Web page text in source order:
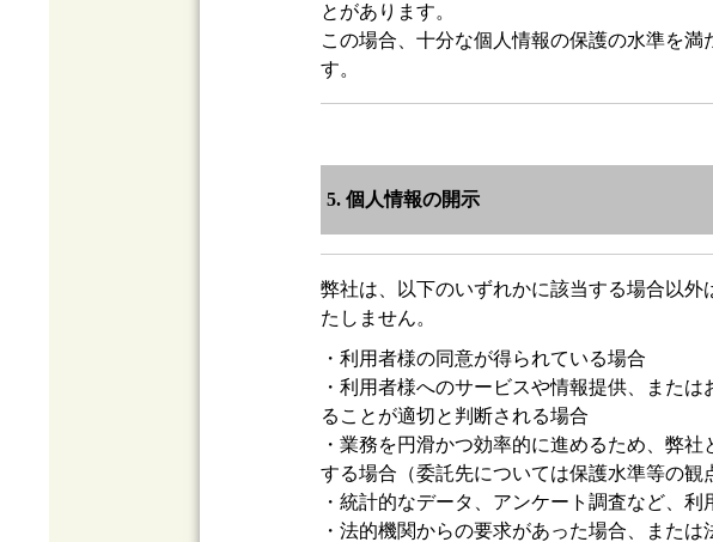
とがあります。
この場合、十分な個人情報の保護の水準を
す。
5. 個人情報の開示
弊社は、以下のいずれかに該当する場合以
たしません。
・利用者様の同意が得られている場合
・利用者様へのサービスや情報提供、また
ることが適切と判断される場合
・業務を円滑かつ効率的に進めるため、弊
する場合（委託先については保護水準等の観
・統計的なデータ、アンケート調査など、
・法的機関からの要求があった場合、また